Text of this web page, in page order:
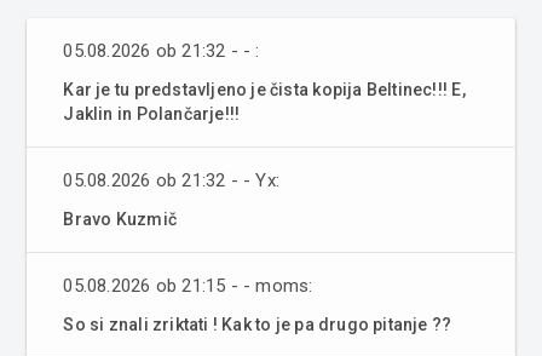
05.08.2026 ob 21:32 - - :
Kar je tu predstavljeno je čista kopija Beltinec!!! E,
Jaklin in Polančarje!!!
05.08.2026 ob 21:32 - - Yx:
Bravo Kuzmič
05.08.2026 ob 21:15 - - moms:
So si znali zriktati ! Kak to je pa drugo pitanje ??